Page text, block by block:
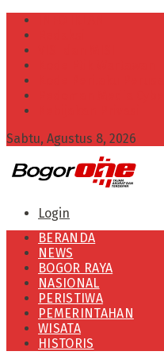
Sabtu, Agustus 8, 2026
Login
BERANDA
NEWS
BOGOR RAYA
NASIONAL
PERISTIWA
PEMERINTAHAN
WISATA
HISTORIS